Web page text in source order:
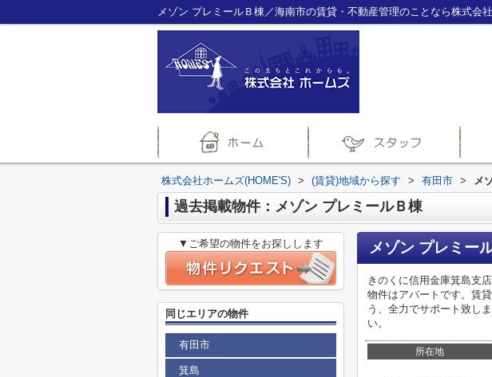
メゾン プレミールＢ棟／海南市の賃貸・不動産管理のことなら株式会
株式会社ホームズ(HOME'S) > (賃貸)地域から探す > 有田市 > メ
過去掲載物件：メゾン プレミールＢ棟
メゾン プレミー
きのくに信用金庫箕島支
物件はアパートです。賃
う、全力でサポート致し
い。
所在地
▼ご希望の物件をお探しします
同じエリアの物件
有田市
箕島